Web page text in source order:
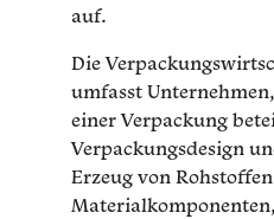
auf.
Die
umfasst
einer Verpackung
Verpackungsdesign
Erzeug von